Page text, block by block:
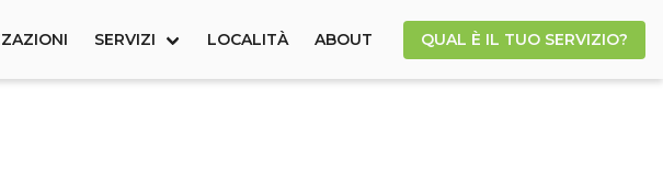
SERVIZI LOCALITÀ ABOUT QUAL È IL TUO SERVIZIO?